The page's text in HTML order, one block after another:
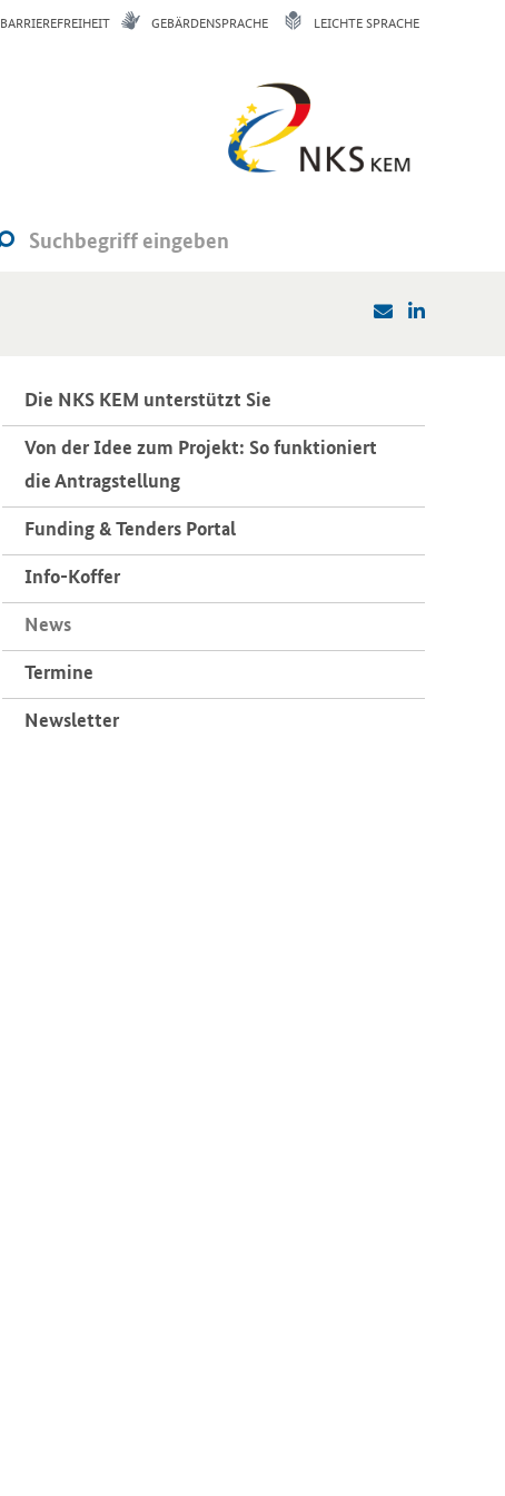
BARRIEREFREIHEIT GEBÄRDENSPRACHE LEICHTE SPRACHE
Die NKS KEM un­ter­stützt Sie
Von der Idee zum Pro­jekt: So funk­tio­niert
die An­trag­stel­lung
Fun­ding & Ten­ders Por­tal
Info-​Koffer
News
Ter­mi­ne
News­let­ter